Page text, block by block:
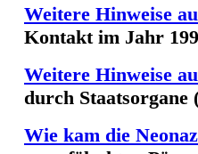
Weitere Hinweise
Kontakt im Jahr
Weitere Hinweise
durch Staatsorgane
Wie kam die